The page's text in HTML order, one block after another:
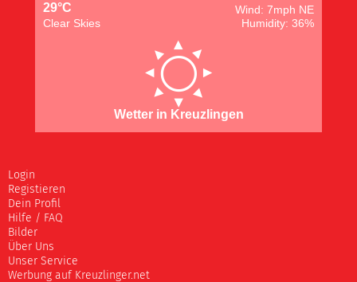
29°C
Wind: 7mph NE
Clear Skies
Humidity: 36%
Wetter in Kreuzlingen
Login
Registieren
Dein Profil
Hilfe / FAQ
Bilder
Über Uns
Unser Service
Werbung auf Kreuzlinger.net